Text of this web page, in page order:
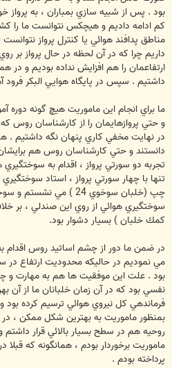
بود . پس از شبيه سازي بمباران ، به پرواز
كم ادامه داديم و هيچكس نتوانست ما را
مناطق پدافند هوائي يا كنترل پرواز
داريم چرا كه در آن لحظه در حال پرواز بر
ارتفاعمان را هم افزايش نداده بوديم و در
داشتيم . سپس در پايگاه هوايي البكر فرود
ما براي انجام اين ماموريت هيچ گونه دوره
و حتي پروازهايمان را از كارشناسان روس
در نهايت مخفي كاري پنهان نگه داشتيم .
دانستند و حتي كارشناسان روس هم
تجربه دو سورتي پرواز ، اقدام به
تنها با چهار سورتي پرواز ، استاد
چپ (خلبان سوخوي 24 ) مي
سوختگيري هوائي از روي اين صندلي ،
كمك خلبان ) بسيار دشوار بود.
بود . علت اين موفقيت ها هم به مهارت و
نفسي بود كه در آن زمان خلبانان ما از آن
فرماندهي كل نيروي هوائي ترسيم كرده بود
بمنظور ماموريت به بهترين شكل ممكن ، در
روحيه هم در سطح بسيار بالائي قرار داشتم
ماموريت برخوردار بودم ، همانگونه كه
پرداخته بودم .